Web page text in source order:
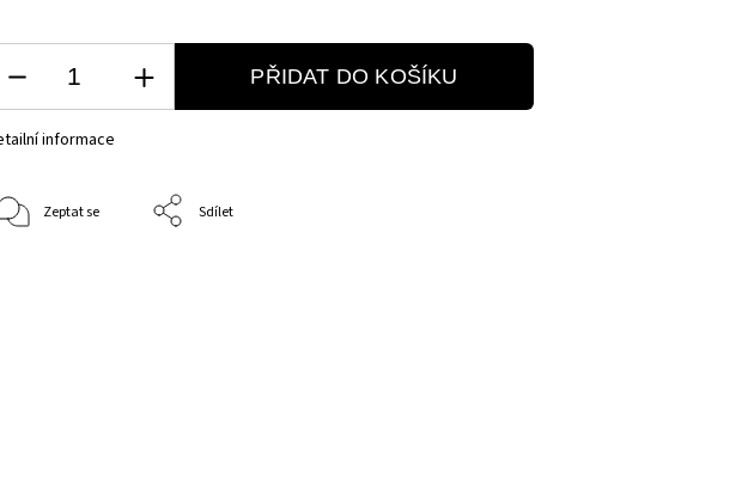
PŘIDAT DO KOŠÍKU
informace
Zeptat se Sdílet